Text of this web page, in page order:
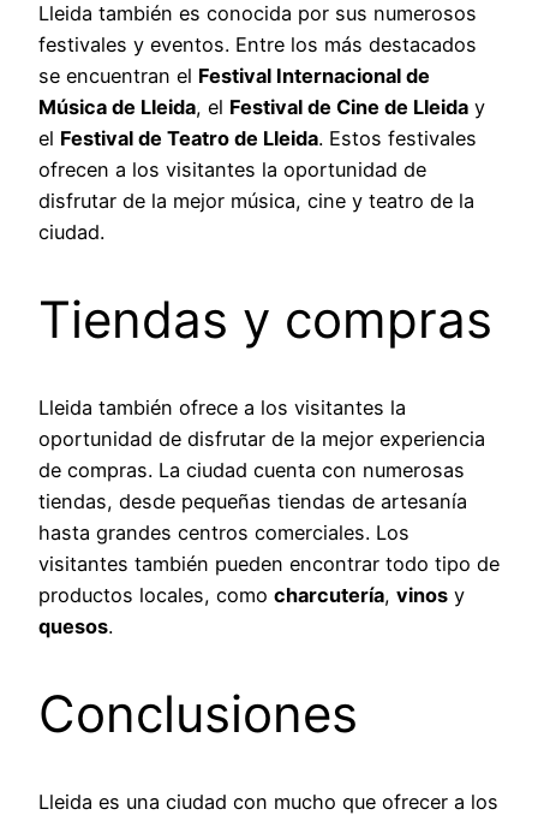
Lleida también es conocida por sus numerosos
festivales y eventos. Entre los más destacados
se encuentran el Festival Internacional de
Música de Lleida, el Festival de Cine de Lleida y
el Festival de Teatro de Lleida. Estos festivales
ofrecen a los visitantes la oportunidad de
disfrutar de la mejor música, cine y teatro de la
ciudad.
Tiendas y compras
Lleida también ofrece a los visitantes la
oportunidad de disfrutar de la mejor experiencia
de compras. La ciudad cuenta con numerosas
tiendas, desde pequeñas tiendas de artesanía
hasta grandes centros comerciales. Los
visitantes también pueden encontrar todo tipo de
productos locales, como charcutería, vinos y
quesos.
Conclusiones
Lleida es una ciudad con mucho que ofrecer a los